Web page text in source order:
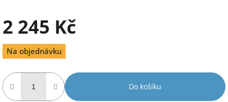
2 245 Kč
Měrná
cena:
Na objednávku
Do košíku